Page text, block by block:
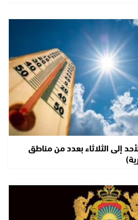
إلى الثلاثاء بعدد من مناطق